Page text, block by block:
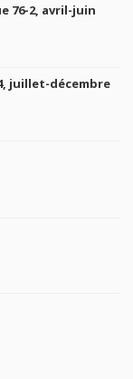
76-2, avril-juin
juillet-décembre